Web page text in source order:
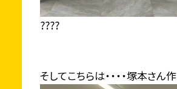
????
そしてこちらは・・・・塚本さん作